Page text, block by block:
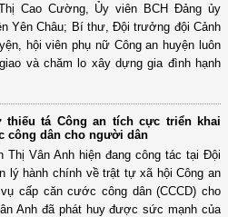
Cao Cường, Ủy viên BCH Đảng ủy
Yên Châu; Bí thư, Đội trưởng đội Cảnh
hội viên phụ nữ Công an huyện luôn
và chăm lo xây dựng gia đình hạnh
thiếu tá Công an tích cực triển khai
công dân cho người dân
Thị Vân Anh hiện đang công tác tại Đội
lý hành chính về trật tự xã hội Công an
cấp căn cước công dân (CCCD) cho
Anh đã phát huy được sức mạnh của